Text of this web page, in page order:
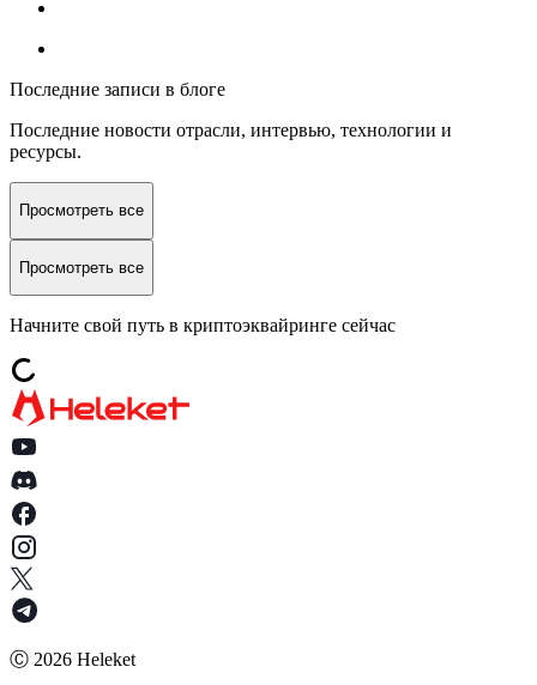
Последние записи в блоге
Последние новости отрасли, интервью, технологии и
ресурсы.
Просмотреть все
Просмотреть все
Начните свой путь в криптоэквайринге сейчас
Ⓒ 2026 Heleket